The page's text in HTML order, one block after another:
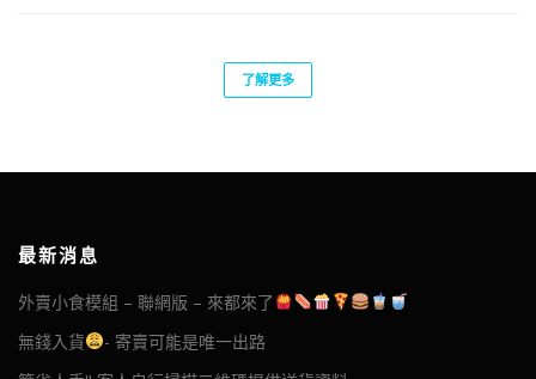
了解更多
最新消息
外賣小食模組 – 聯網版 – 來都來了
無錢入貨
- 寄賣可能是唯一出路